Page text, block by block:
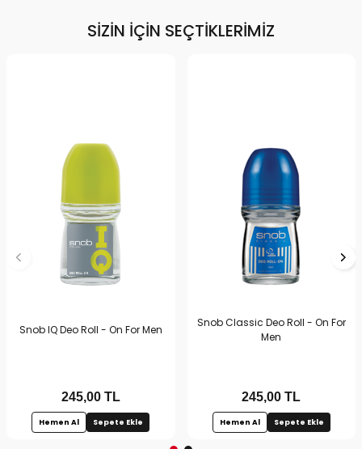
SIZIN İÇIN SEÇTIKLERIMIZ
Snob IQ Deo Roll - On For Men
245,00TL
Hemen Al Sepete Ekle
Snob Classic Deo Roll - On For
Men
245,00 TL
Hemen Al Sepete Ekle